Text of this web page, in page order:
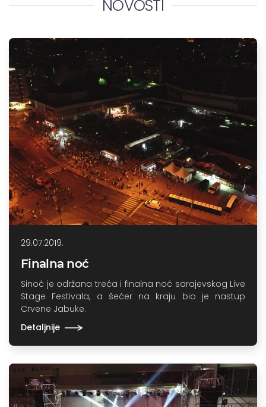
NOVOSTI
29.07.2019.
Finalna noć
Sinoć je održana treća i finalna noć sarajevskog Live
Stage Festivala, a šećer na kraju bio je nastup
Crvene Jabuke.
Detaljnije